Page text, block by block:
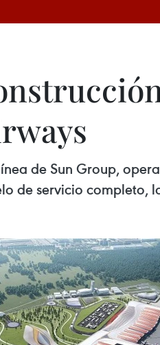
de Sun Group,
de servicio